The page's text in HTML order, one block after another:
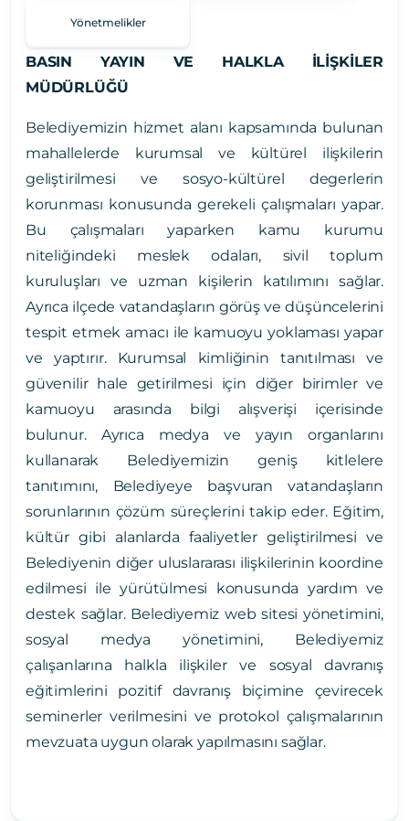
Yönetmelikler
BASIN YAYIN VE HALKLA İLİŞKİLER
MÜDÜRLÜĞÜ
Belediyemizin hizmet alanı kapsamında bulunan
mahallelerde kurumsal ve kültürel ilişkilerin
geliştirilmesi ve sosyo-kültürel degerlerin
korunması konusunda gerekeli çalışmaları yapar.
Bu çalışmaları yaparken kamu kurumu
niteliğindeki meslek odaları, sivil toplum
kuruluşları ve uzman kişilerin katılımını sağlar.
Ayrıca ilçede vatandaşların görüş ve düşüncelerini
tespit etmek amacı ile kamuoyu yoklaması yapar
ve yaptırır. Kurumsal kimliğinin tanıtılması ve
güvenilir hale getirilmesi için diğer birimler ve
kamuoyu arasında bilgi alışverişi içerisinde
bulunur. Ayrıca medya ve yayın organlarını
kullanarak Belediyemizin geniş kitlelere
tanıtımını, Belediyeye başvuran vatandaşların
sorunlarının çözüm süreçlerini takip eder. Eğitim,
kültür gibi alanlarda faaliyetler geliştirilmesi ve
Belediyenin diğer uluslararası ilişkilerinin koordine
edilmesi ile yürütülmesi konusunda yardım ve
destek sağlar. Belediyemiz web sitesi yönetimini,
sosyal medya yönetimini, Belediyemiz
çalışanlarına halkla ilişkiler ve sosyal davranış
eğitimlerini pozitif davranış biçimine çevirecek
seminerler verilmesini ve protokol çalışmalarının
mevzuata uygun olarak yapılmasını sağlar.